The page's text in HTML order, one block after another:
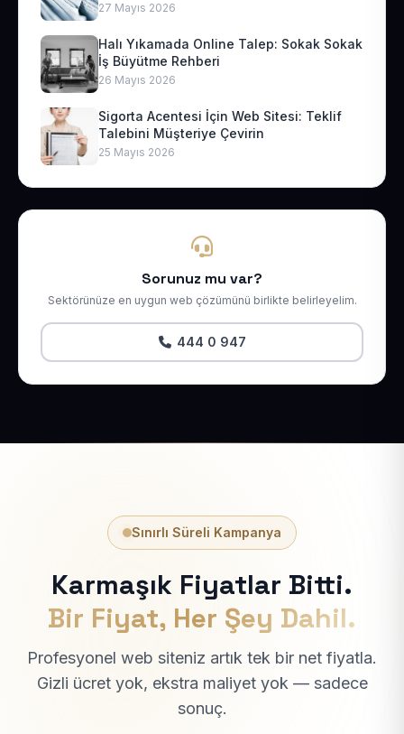
27 Mayıs 2026
Halı Yıkamada Online Talep: Sokak Sokak
İş Büyütme Rehberi
26 Mayıs 2026
Sigorta Acentesi İçin Web Sitesi: Teklif
Talebini Müşteriye Çevirin
25 Mayıs 2026
Sorunuz mu var?
Sektörünüze en uygun web çözümünü birlikte belirleyelim.
444 0 947
Sınırlı Süreli Kampanya
Karmaşık Fiyatlar Bitti.
Bir Fiyat, Her Şey Dahil.
Profesyonel web siteniz artık tek bir net fiyatla.
Gizli ücret yok, ekstra maliyet yok — sadece
sonuç.